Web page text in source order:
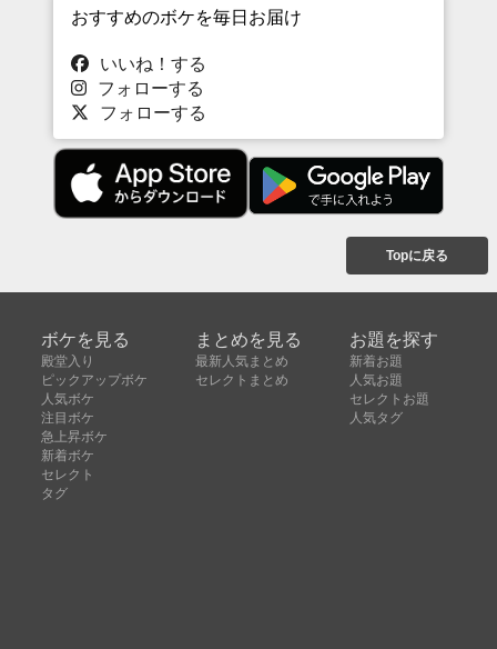
おすすめのボケを毎日お届け
いいね！する
フォローする
フォローする
Topに戻る
ボケを見る
殿堂入り
ピックアップボケ
人気ボケ
注目ボケ
急上昇ボケ
新着ボケ
セレクト
タグ
まとめを見る
最新人気まとめ
セレクトまとめ
お題を探す
新着お題
人気お題
セレクトお題
人気タグ